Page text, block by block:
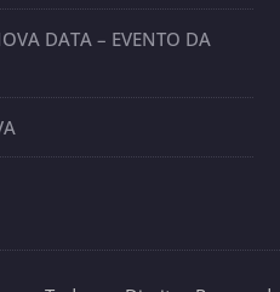
DATA – EVENTO DA